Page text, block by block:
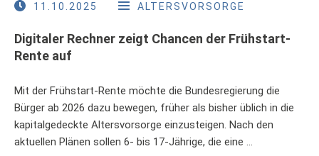
11.10.2025 ALTERSVORSORGE
Digitaler Rechner zeigt Chancen der Frühstart-
Rente auf
Mit der Frühstart-Rente möchte die Bundesregierung die
Bürger ab 2026 dazu bewegen, früher als bisher üblich in die
kapitalgedeckte Altersvorsorge einzusteigen. Nach den
aktuellen Plänen sollen 6- bis 17-Jährige, die eine …